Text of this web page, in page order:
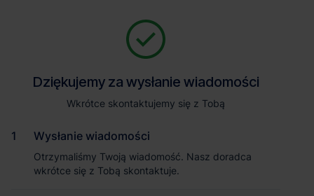
Dziękujemy za wysłanie wiadomości
Wkrótce skontaktujemy się z Tobą
Wysłanie wiadomości
Otrzymaliśmy Twoją wiadomość. Nasz doradca
wkrótce się z Tobą skontaktuje.
Jesteśmy tu, żeby Ci pomóc. Niezależnie od tego, na jakim etapie
pomożemy Ci wybrać najlepszą ofertę. Napisz do nas!
Imię i nazwisko
Dziękujemy za wysłanie wiadomości
Wkrótce skontaktujemy się z Tobą
Wysłanie wiadomości
Otrzymaliśmy Twoją wiadomość. Nasz doradca
wkrótce się z Tobą skontaktuje.